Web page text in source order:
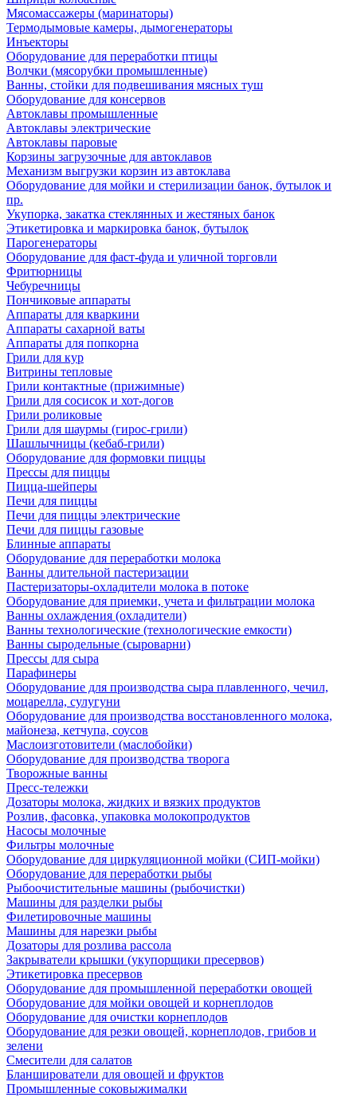
Мясомассажеры (маринаторы)
Термодымовые камеры, дымогенераторы
Инъекторы
Оборудование для переработки птицы
Волчки (мясорубки промышленные)
Ванны, стойки для подвешивания мясных туш
Оборудование для консервов
Автоклавы промышленные
Автоклавы электрические
Автоклавы паровые
Корзины загрузочные для автоклавов
Механизм выгрузки корзин из автоклава
Оборудование для мойки и стерилизации банок, бутылок и
пр.
Укупорка, закатка стеклянных и жестяных банок
Этикетировка и маркировка банок, бутылок
Парогенераторы
Оборудование для фаст-фуда и уличной торговли
Фритюрницы
Чебуречницы
Пончиковые аппараты
Аппараты для кваркини
Аппараты сахарной ваты
Аппараты для попкорна
Грили для кур
Витрины тепловые
Грили контактные (прижимные)
Грили для сосисок и хот-догов
Грили роликовые
Грили для шаурмы (гирос-грили)
Шашлычницы (кебаб-грили)
Оборудование для формовки пиццы
Прессы для пиццы
Пицца-шейперы
Печи для пиццы
Печи для пиццы электрические
Печи для пиццы газовые
Блинные аппараты
Оборудование для переработки молока
Ванны длительной пастеризации
Пастеризаторы-охладители молока в потоке
Оборудование для приемки, учета и фильтрации молока
Ванны охлаждения (охладители)
Ванны технологические (технологические емкости)
Ванны сыродельные (сыроварни)
Прессы для сыра
Парафинеры
Оборудование для производства сыра плавленного, чечил,
моцарелла, сулугуни
Оборудование для производства восстановленного молока,
майонеза, кетчупа, соусов
Маслоизготовители (маслобойки)
Оборудование для производства творога
Творожные ванны
Пресс-тележки
Дозаторы молока, жидких и вязких продуктов
Розлив, фасовка, упаковка молокопродуктов
Насосы молочные
Фильтры молочные
Оборудование для циркуляционной мойки (СИП-мойки)
Оборудование для переработки рыбы
Рыбоочистительные машины (рыбочистки)
Машины для разделки рыбы
Филетировочные машины
Машины для нарезки рыбы
Дозаторы для розлива рассола
Закрыватели крышки (укупорщики пресервов)
Этикетировка пресервов
Оборудование для промышленной переработки овощей
Оборудование для мойки овощей и корнеплодов
Оборудование для очистки корнеплодов
Оборудование для резки овощей, корнеплодов, грибов и
зелени
Смесители для салатов
Бланширователи для овощей и фруктов
Промышленные соковыжималки